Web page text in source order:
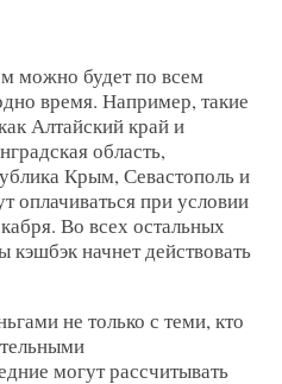
можно будет по всем
время. Например, такие
Алтайский край и
область,
Крым, Севастополь и
оплачиваться при условии
Во всех остальных
кэшбэк начнет действовать
не только с теми, кто
могут рассчитывать